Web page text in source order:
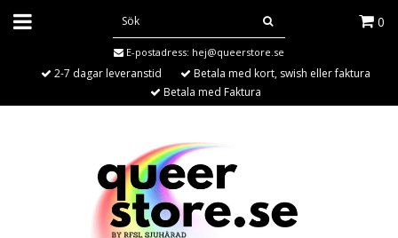
0
E-postadress: hej@queerstore.se
2-7 dagar leveranstid
Betala med kort, swish eller faktura
Betala med Faktura